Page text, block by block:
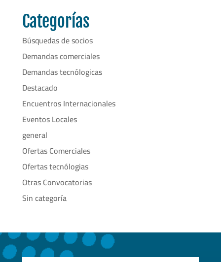
Categorías
Búsquedas de socios
Demandas comerciales
Demandas tecnólogicas
Destacado
Encuentros Internacionales
Eventos Locales
general
Ofertas Comerciales
Ofertas tecnólogias
Otras Convocatorias
Sin categoría